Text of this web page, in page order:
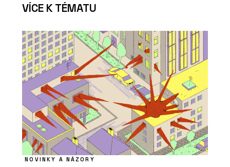
VÍCE K TÉMATU
NOVINKY A NÁZORY